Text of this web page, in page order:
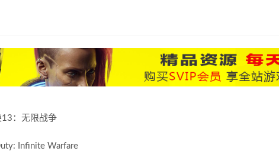
：无限战争
Infinite Warfare